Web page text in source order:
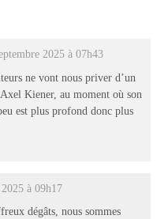
2025 à 07h43
ne vont nous priver d’un
Kiener, au moment où son
est plus profond donc plus
à 09h17
dégâts, nous sommes